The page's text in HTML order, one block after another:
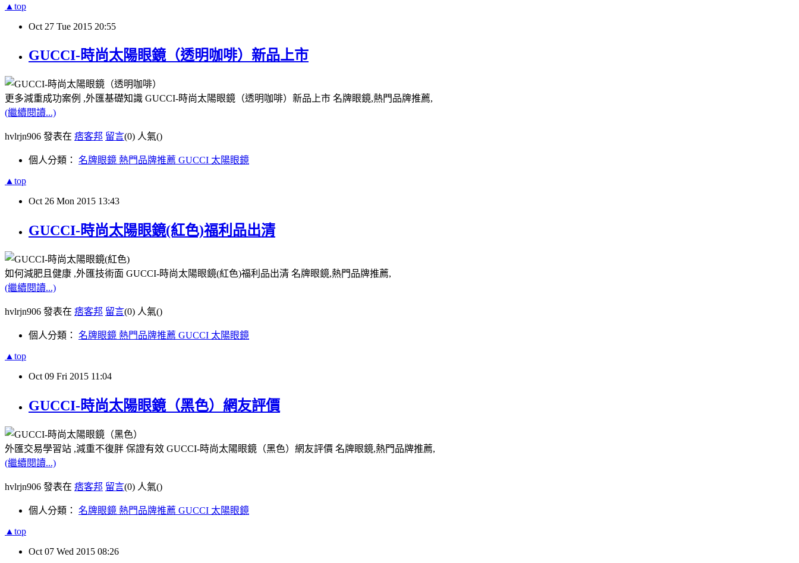
▲top
Oct 27 Tue 2015 20:55
GUCCI-時尚太陽眼鏡（透明咖啡）新品上市
更多減重成功案例 ,外匯基礎知識 GUCCI-時尚太陽眼鏡（透明咖啡）新品上市 名牌眼鏡,熱門品牌推薦,
(繼續閱讀...)
hvlrjn906 發表在 痞客邦 留言(0) 人氣()
個人分類： 名牌眼鏡 熱門品牌推薦 GUCCI 太陽眼鏡
▲top
Oct 26 Mon 2015 13:43
GUCCI-時尚太陽眼鏡(紅色)福利品出清
如何減肥且健康 ,外匯技術面 GUCCI-時尚太陽眼鏡(紅色)福利品出清 名牌眼鏡,熱門品牌推薦,
(繼續閱讀...)
hvlrjn906 發表在 痞客邦 留言(0) 人氣()
個人分類： 名牌眼鏡 熱門品牌推薦 GUCCI 太陽眼鏡
▲top
Oct 09 Fri 2015 11:04
GUCCI-時尚太陽眼鏡（黑色）網友評價
外匯交易學習站 ,減重不復胖 保證有效 GUCCI-時尚太陽眼鏡（黑色）網友評價 名牌眼鏡,熱門品牌推薦,
(繼續閱讀...)
hvlrjn906 發表在 痞客邦 留言(0) 人氣()
個人分類： 名牌眼鏡 熱門品牌推薦 GUCCI 太陽眼鏡
▲top
Oct 07 Wed 2015 08:26